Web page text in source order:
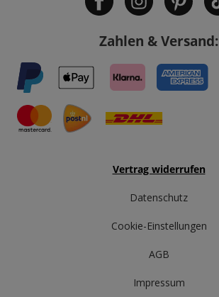
Zahlen & Versand:
Vertrag widerrufen
Datenschutz
Cookie-Einstellungen
AGB
Impressum